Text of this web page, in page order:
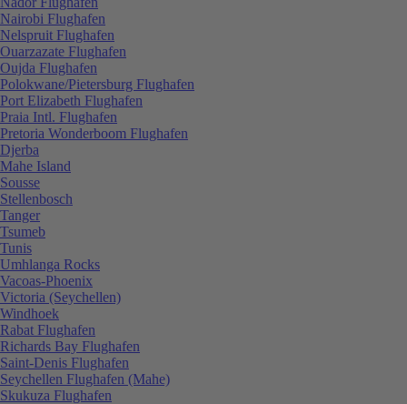
Nairobi Flughafen
Nelspruit Flughafen
Ouarzazate Flughafen
Oujda Flughafen
Polokwane/Pietersburg Flughafen
Port Elizabeth Flughafen
Praia Intl. Flughafen
Pretoria Wonderboom Flughafen
Djerba
Mahe Island
Sousse
Stellenbosch
Tanger
Tsumeb
Tunis
Umhlanga Rocks
Vacoas-Phoenix
Victoria (Seychellen)
Windhoek
Rabat Flughafen
Richards Bay Flughafen
Saint-Denis Flughafen
Seychellen Flughafen (Mahe)
Skukuza Flughafen